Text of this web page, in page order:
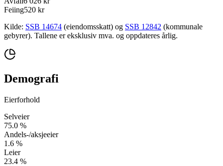
Feiing520 kr
Kilde: SSB 14674 (eiendomsskatt) og SSB 12842 (kommunale
gebyrer). Tallene er eksklusiv mva. og oppdateres årlig.
Demografi
Eierforhold
Selveier
75.0 %
Andels-/aksjeeier
1.6 %
Leier
23.4 %